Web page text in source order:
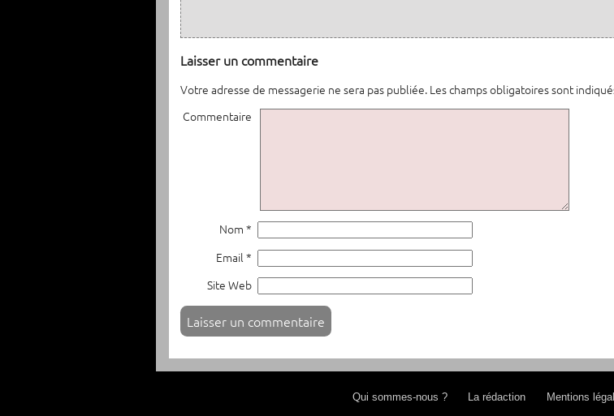
Laisser un commentaire
Votre adresse de messagerie ne sera pas publiée.Les champs obligatoires sont
Commentaire
Nom *
Email *
Site Web
Qui sommes-nous ? La rédaction Mentions